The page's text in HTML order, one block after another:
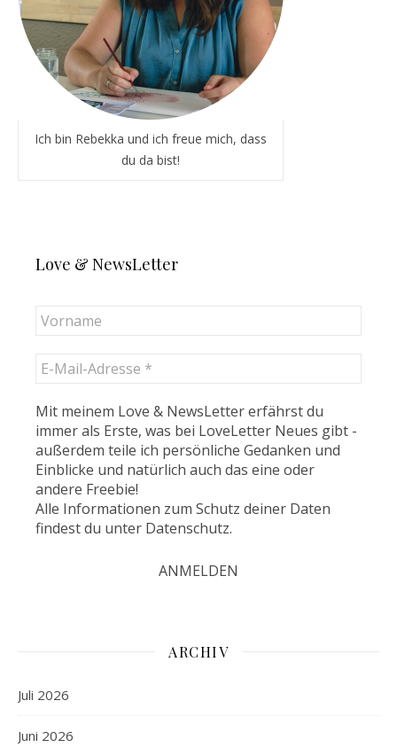
Ich bin Rebekka und ich freue mich, dass
du da bist!
Love & NewsLetter
Mit meinem Love & NewsLetter erfährst du
immer als Erste, was bei LoveLetter Neues gibt -
außerdem teile ich persönliche Gedanken und
Einblicke und natürlich auch das eine oder
andere Freebie!
Alle Informationen zum Schutz deiner Daten
findest du unter Datenschutz.
ARCHIV
Juli 2026
Juni 2026